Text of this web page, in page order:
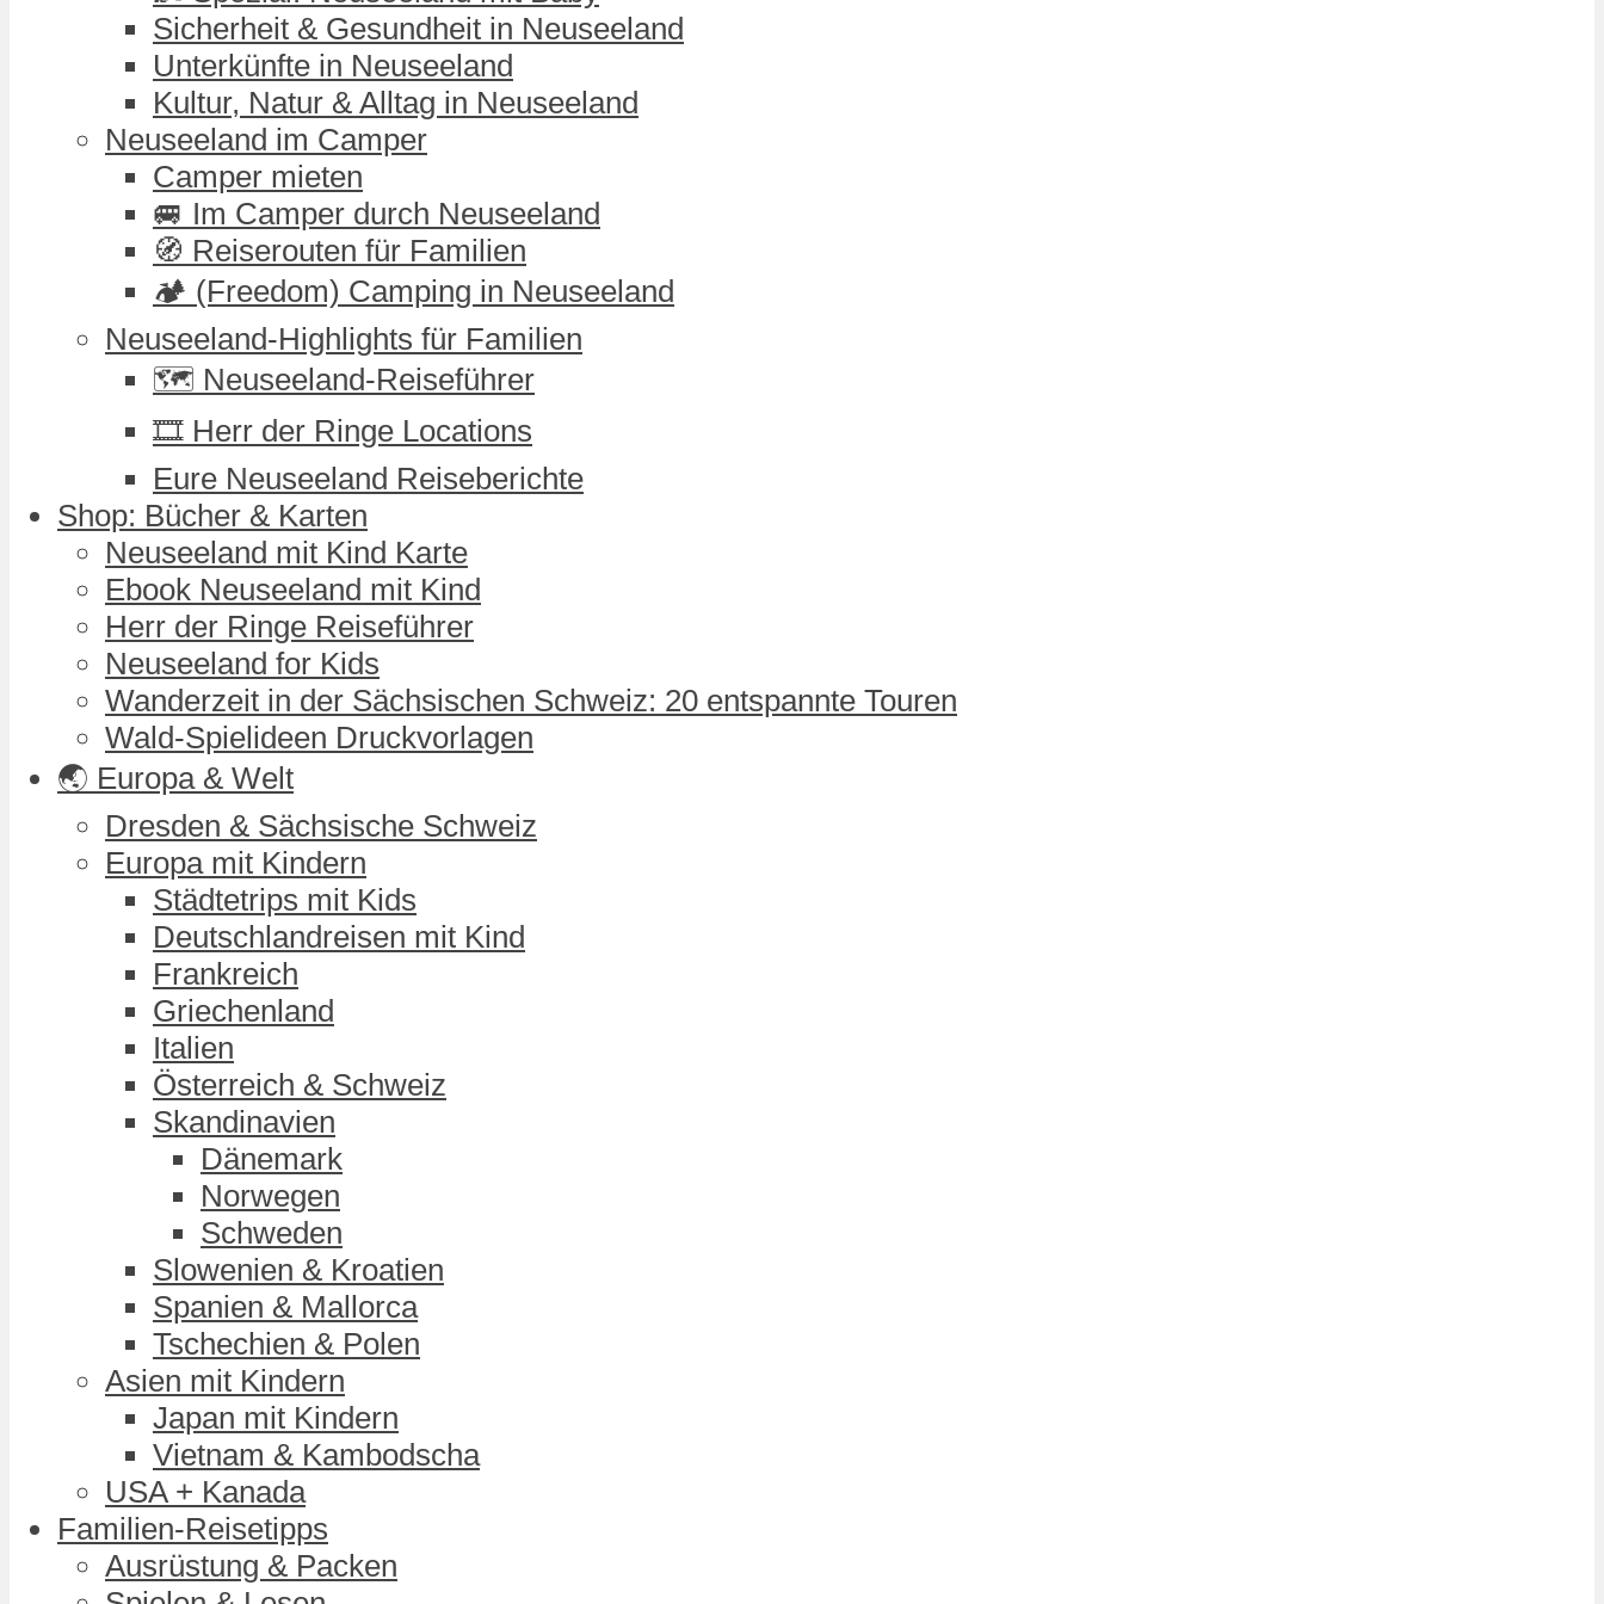
Sicherheit & Gesundheit in Neuseeland
Unterkünfte in Neuseeland
Kultur, Natur & Alltag in Neuseeland
Neuseeland im Camper
Camper mieten
🚐 Im Camper durch Neuseeland
🧭 Reiserouten für Familien
🏕️ (Freedom) Camping in Neuseeland
Neuseeland-Highlights für Familien
🗺️ Neuseeland-Reiseführer
🎞️ Herr der Ringe Locations
Eure Neuseeland Reiseberichte
Shop: Bücher & Karten
Neuseeland mit Kind Karte
Ebook Neuseeland mit Kind
Herr der Ringe Reiseführer
Neuseeland for Kids
Wanderzeit in der Sächsischen Schweiz: 20 entspannte Touren
Wald-Spielideen Druckvorlagen
🌏 Europa & Welt
Dresden & Sächsische Schweiz
Europa mit Kindern
Städtetrips mit Kids
Deutschlandreisen mit Kind
Frankreich
Griechenland
Italien
Österreich & Schweiz
Skandinavien
Dänemark
Norwegen
Schweden
Slowenien & Kroatien
Spanien & Mallorca
Tschechien & Polen
Asien mit Kindern
Japan mit Kindern
Vietnam & Kambodscha
USA + Kanada
Familien-Reisetipps
Ausrüstung & Packen